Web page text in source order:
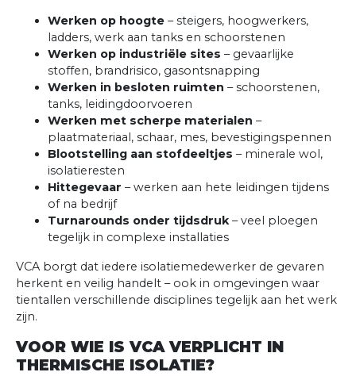
Werken op hoogte – steigers, hoogwerkers,
ladders, werk aan tanks en schoorstenen
Werken op industriële sites – gevaarlijke
stoffen, brandrisico, gasontsnapping
Werken in besloten ruimten – schoorstenen,
tanks, leidingdoorvoeren
Werken met scherpe materialen –
plaatmateriaal, schaar, mes, bevestigingspennen
Blootstelling aan stofdeeltjes – minerale wol,
isolatieresten
Hittegevaar – werken aan hete leidingen tijdens
of na bedrijf
Turnarounds onder tijdsdruk– veel ploegen
tegelijk in complexe installaties
VCA borgt dat iedere isolatiemedewerker de gevaren
herkent en veilig handelt – ook in omgevingen waar
tientallen verschillende disciplines tegelijk aan het werk
zijn.
VOOR WIE IS VCA VERPLICHT IN
THERMISCHE ISOLATIE?